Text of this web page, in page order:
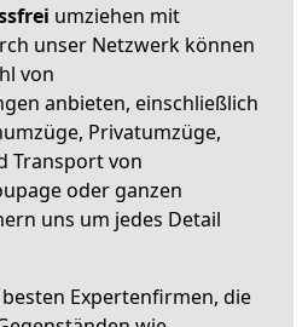
umziehen mit
unser Netzwerk können
von
anbieten, einschließlich
Privatumzüge,
Transport von
oder ganzen
uns um jedes Detail
Expertenfirmen, die